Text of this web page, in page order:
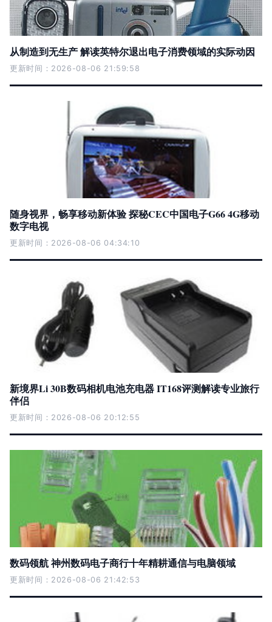
从制造到无生产 解读英特尔退出电子消费领域的实际动因
更新时间：2026-08-06 21:59:58
随身视界，畅享移动新体验 探秘CEC中国电子G66 4G移动
数字电视
更新时间：2026-08-06 04:34:10
新境界Li 30B数码相机电池充电器 IT168评测解读专业旅行
伴侣
更新时间：2026-08-06 20:12:55
数码领航 神州数码电子商行十年精耕通信与电脑领域
更新时间：2026-08-06 21:42:53